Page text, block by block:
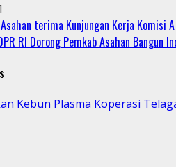
terima Kunjungan Kerja Komisi
RI Dorong Pemkab Asahan Bangun
Kebun Plasma Koperasi